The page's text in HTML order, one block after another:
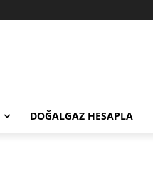
DOĞALGAZ HESAPLA